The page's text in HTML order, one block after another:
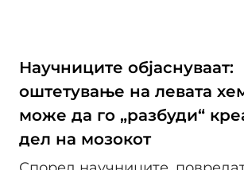
Научниците објаснуваат:
оштетување на левата
може да го „разбуди“
дел на мозокот